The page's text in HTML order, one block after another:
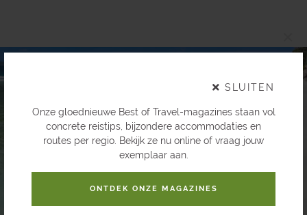
SLUITEN
Onze gloednieuwe Best of Travel-magazines staan vol
concrete reistips, bijzondere accommodaties en
routes per regio. Bekijk ze nu online of vraag jouw
exemplaar aan.
ONTDEK ONZE MAGAZINES